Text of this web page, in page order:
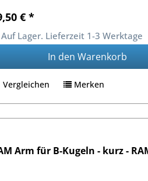
€ *
Auf Lager. Lieferzeit 1-3 Werktage
In den Warenkorb
Vergleichen Merken
Arm für B-Kugeln - kurz -